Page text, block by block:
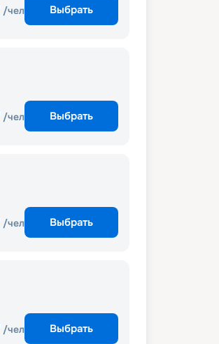
/чел Выбрать
/чел Выбрать
/чел Выбрать
/чел Выбрать